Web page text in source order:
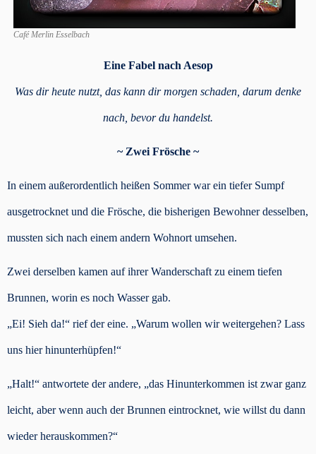
Café Merlin Esselbach
Eine Fabel nach Aesop
Was dir heute nutzt, das kann dir morgen schaden, darum denke
nach, bevor du handelst.
~ Zwei Frösche ~
In einem außerordentlich heißen Sommer war ein tiefer Sumpf
ausgetrocknet und die Frösche, die bisherigen Bewohner desselben,
mussten sich nach einem andern Wohnort umsehen.
Zwei derselben kamen auf ihrer Wanderschaft zu einem tiefen
Brunnen, worin es noch Wasser gab.
„Ei! Sieh da!“ rief der eine. „Warum wollen wir weitergehen? Lass
uns hier hinunterhüpfen!“
„Halt!“ antwortete der andere, „das Hinunterkommen ist zwar ganz
leicht, aber wenn auch der Brunnen eintrocknet, wie willst du dann
wieder herauskommen?“